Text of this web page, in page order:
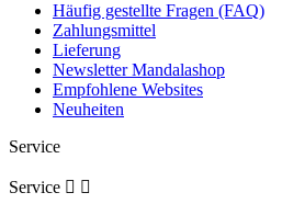
Häufig gestellte Fragen (FAQ)
Zahlungsmittel
Lieferung
Newsletter Mandalashop
Empfohlene Websites
Neuheiten
Service
Service  